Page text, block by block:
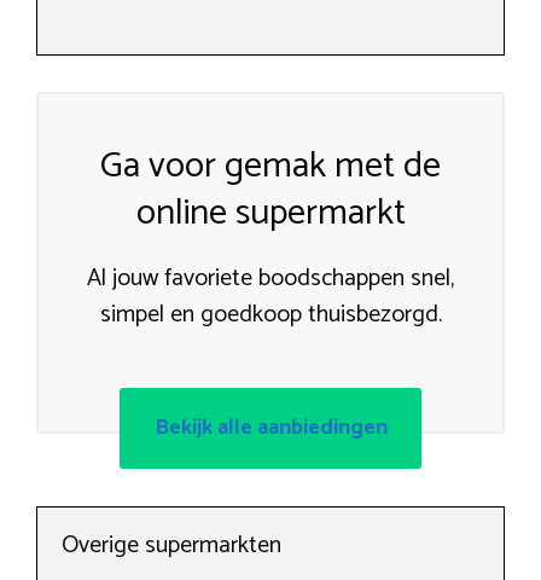
Ga voor gemak met de
online supermarkt
Al jouw favoriete boodschappen snel,
simpel en goedkoop thuisbezorgd.
Bekijk alle aanbiedingen
Overige supermarkten